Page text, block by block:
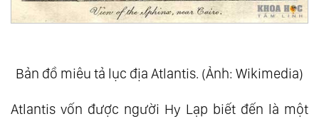
Bản đồ miêu tả lục địa Atlantis. (Ảnh: Wikimedia)
Atlantis vốn được người Hy Lạp biết đến là một